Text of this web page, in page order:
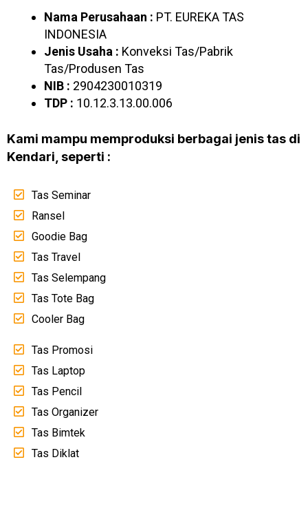
Nama Perusahaan : PT. EUREKA TAS
INDONESIA
Jenis Usaha : Konveksi Tas/Pabrik
Tas/Produsen Tas
NIB : 2904230010319
TDP : 10.12.3.13.00.006
Kami mampu memproduksi berbagai jenis tas di
Kendari, seperti :
Tas Seminar
Ransel
Goodie Bag
Tas Travel
Tas Selempang
Tas Tote Bag
Cooler Bag
Tas Promosi
Tas Laptop
Tas Pencil
Tas Organizer
Tas Bimtek
Tas Diklat